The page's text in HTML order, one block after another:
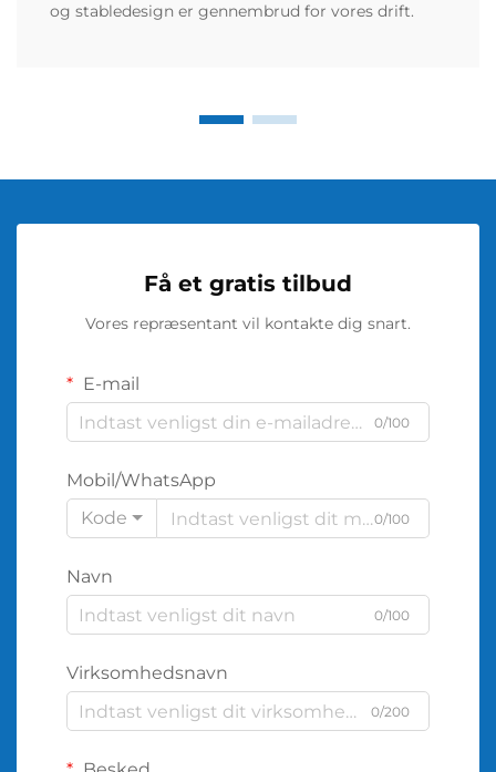
og stabledesign er gennembrud for vores drift.
Få et gratis tilbud
Vores repræsentant vil kontakte dig snart.
E-mail
0/100
Mobil/WhatsApp
Kode
0/100
Navn
0/100
Virksomhedsnavn
0/200